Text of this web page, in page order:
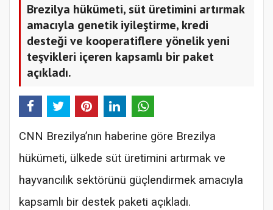
Brezilya hükümeti, süt üretimini artırmak
amacıyla genetik iyileştirme, kredi
desteği ve kooperatiflere yönelik yeni
teşvikleri içeren kapsamlı bir paket
açıkladı.
CNN Brezilya’nın haberine göre Brezilya
hükümeti, ülkede süt üretimini artırmak ve
hayvancılık sektörünü güçlendirmek amacıyla
kapsamlı bir destek paketi açıkladı.